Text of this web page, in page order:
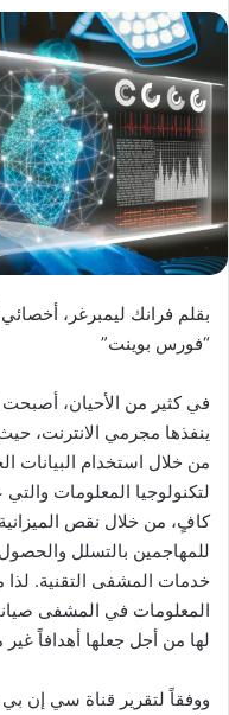
بقلم فرانك ليمبرغر، أخصائي
“فورس بوينت”
في كثير من الأحيان،
ينفذها مجرمي الانترنت،
من خلال استخدام البيانات
لتكنولوجيا المعلومات
كافٍ، من خلال نقص
للمهاجمين بالتسلل
خدمات المشفى التقنية.
المعلومات في المشفى
لها من أجل جعلها أهدافاً
ووفقاً لتقرير قناة سي إن